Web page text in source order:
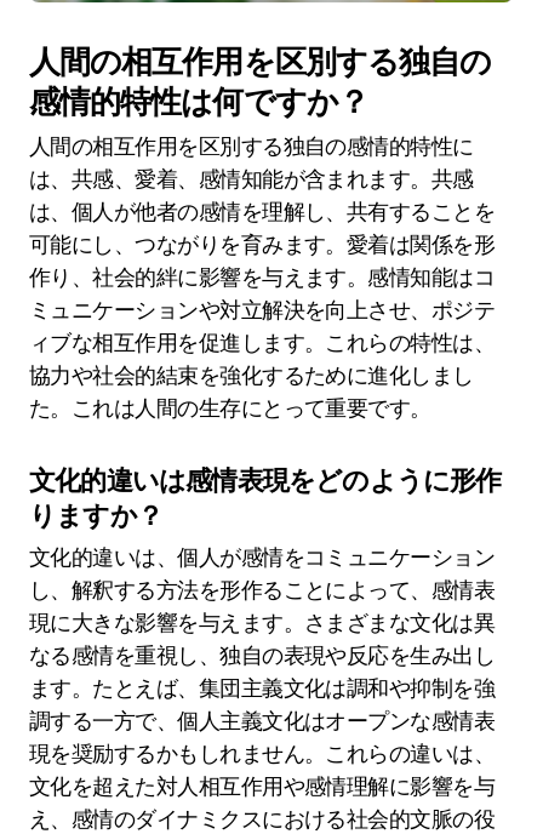
人間の相互作用を区別する独自の
感情的特性は何ですか？
人間の相互作用を区別する独自の感情的特性に
は、共感、愛着、感情知能が含まれます。共感
は、個人が他者の感情を理解し、共有することを
可能にし、つながりを育みます。愛着は関係を形
作り、社会的絆に影響を与えます。感情知能はコ
ミュニケーションや対立解決を向上させ、ポジテ
ィブな相互作用を促進します。これらの特性は、
協力や社会的結束を強化するために進化しまし
た。これは人間の生存にとって重要です。
文化的違いは感情表現をどのように形作
りますか？
文化的違いは、個人が感情をコミュニケーション
し、解釈する方法を形作ることによって、感情表
現に大きな影響を与えます。さまざまな文化は異
なる感情を重視し、独自の表現や反応を生み出し
ます。たとえば、集団主義文化は調和や抑制を強
調する一方で、個人主義文化はオープンな感情表
現を奨励するかもしれません。これらの違いは、
文化を超えた対人相互作用や感情理解に影響を与
え、感情のダイナミクスにおける社会的文脈の役